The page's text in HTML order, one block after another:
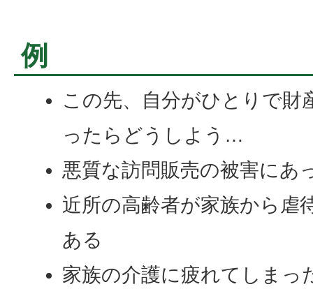
例
この先、自分がひとりで財
ったらどうしよう…
悪質な訪問販売の被害にあ
近所の高齢者が家族から虐
ある
家族の介護に疲れてしま